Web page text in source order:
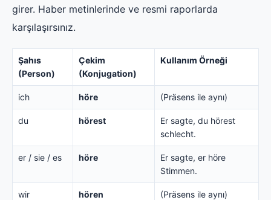
girer. Haber metinlerinde ve resmi raporlarda
karşılaşırsınız.
Şahıs
(Person)
Çekim
(Konjugation)
Kullanım Örneği
ich höre (Präsens ile aynı)
du hörest
Er sagte, du hörest
schlecht.
er / sie / es höre
Er sagte, er höre
Stimmen.
wir hören (Präsens ile aynı)